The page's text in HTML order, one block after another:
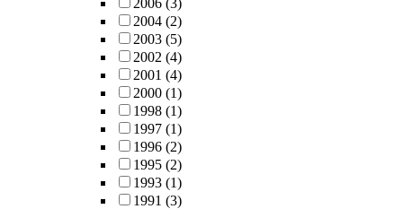
2006 (3)
2004 (2)
2003 (5)
2002 (4)
2001 (4)
2000 (1)
1998 (1)
1997 (1)
1996 (2)
1995 (2)
1993 (1)
1991 (3)